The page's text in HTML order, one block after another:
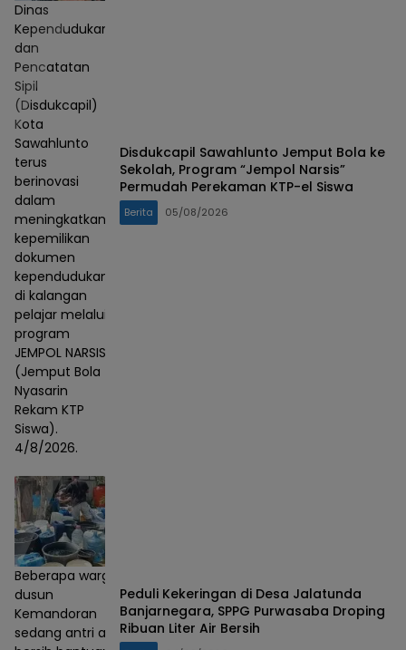
Dinas
Kependudukan
dan
Pencatatan
Sipil
(Disdukcapil)
Kota
Sawahlunto
terus
berinovasi
dalam
meningkatkan
kepemilikan
dokumen
kependudukan
di kalangan
pelajar melalui
program
JEMPOL NARSIS
(Jemput Bola
Nyasarin
Rekam KTP
Siswa).
4/8/2026.
Disdukcapil Sawahlunto Jemput Bola ke
Sekolah, Program “Jempol Narsis”
Permudah Perekaman KTP-el Siswa
Berita 05/08/2026
Beberapa warga
dusun
Kemandoran
sedang antri air
Peduli Kekeringan di Desa Jalatunda
Banjarnegara, SPPG Purwasaba Droping
Ribuan Liter Air Bersih